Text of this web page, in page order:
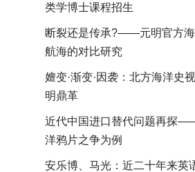
类学博士课程招生
断裂还是传承?——元明官方
航海的对比研究
嬗变·渐变·因袭：北方海洋史
明鼎革
近代中国进口替代问题再探
洋鸦片之争为例
安乐博、马光：近二十年来英